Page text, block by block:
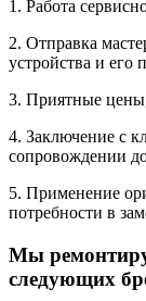
1. Работа
2. Отправка
устройства и его
3. Приятные
4. Заключение с
сопровождении
5. Применение
потребности в
Мы
следующих